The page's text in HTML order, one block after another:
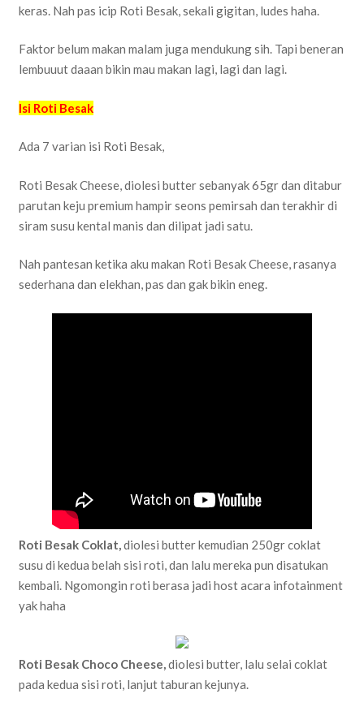
keras. Nah pas icip Roti Besak, sekali gigitan, ludes haha.
Faktor belum makan malam juga mendukung sih. Tapi beneran
lembuuut daaan bikin mau makan lagi, lagi dan lagi.
Isi Roti Besak
Ada 7 varian isi Roti Besak,
Roti Besak Cheese, diolesi butter sebanyak 65gr dan ditabur
parutan keju premium hampir seons pemirsah dan terakhir di
siram susu kental manis dan dilipat jadi satu.
Nah pantesan ketika aku makan Roti Besak Cheese, rasanya
sederhana dan elekhan, pas dan gak bikin eneg.
Roti Besak Coklat, diolesi butter kemudian 250gr coklat
susu di kedua belah sisi roti, dan lalu mereka pun disatukan
kembali. Ngomongin roti berasa jadi host acara infotainment
yak haha
Roti Besak Choco Cheese,diolesi butter, lalu selai coklat
pada kedua sisi roti, lanjut taburan kejunya.